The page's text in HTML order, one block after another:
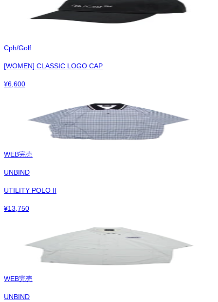
Cph/Golf
[WOMEN] CLASSIC LOGO CAP
¥6,600
WEB完売
UNBIND
UTILITY POLO II
¥13,750
WEB完売
UNBIND